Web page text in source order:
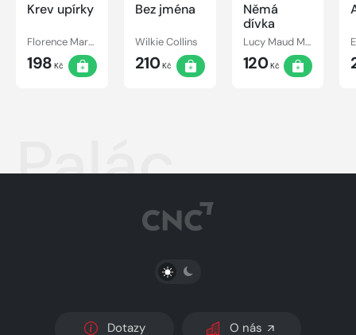
Krev upírky
Florence Marryat
198 Kč
Bez jména
Wilkie Collins
210Kč
Němá
dívka
Lucy Maud Montgomery
120Kč
Palác
PŘEPNOUT SVĚTLÝ/TMAVÝ REŽIM
Dotazy O nás